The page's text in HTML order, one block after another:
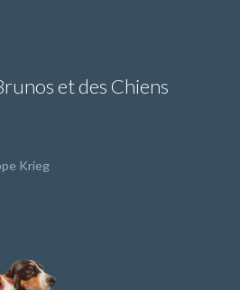
et des Chiens
Krieg